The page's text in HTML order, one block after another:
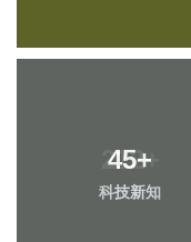
45+
科技新知